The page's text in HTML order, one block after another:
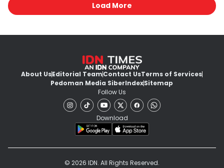
Load More
About UsEditorial TeamContact UsTerms of Services
Pedoman Media SiberIndexSitemap
Follow Us
Download
© 2026 IDN. All Rights Reserved.